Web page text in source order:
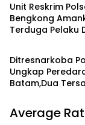
Unit Reskrim
Bengkong
Terduga Pelaku
Umur
HUKUM &
Ditresnarkoba
Ungkap
Batam,Dua
Diamankan
Average